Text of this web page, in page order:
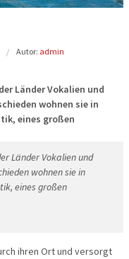
Busreisen
Aktivreisen
Frankreich
Autor: admin
Länder Vokalien und
wohnen sie in
eines großen
Länder Vokalien und
wohnen sie in
eines großen
ihren Ort und versorgt